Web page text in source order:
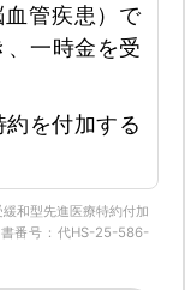
管疾患）で
一時金を受
を付加する
和型先進医療特約付加
番号：代HS-25-586-